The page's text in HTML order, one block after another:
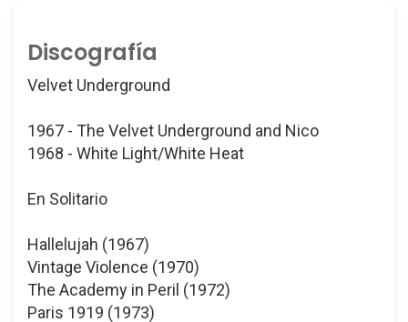
Discografía
Velvet Underground
1967 - The Velvet Underground and Nico
1968 - White Light/White Heat
En Solitario
Hallelujah (1967)
Vintage Violence (1970)
The Academy in Peril (1972)
Paris 1919 (1973)